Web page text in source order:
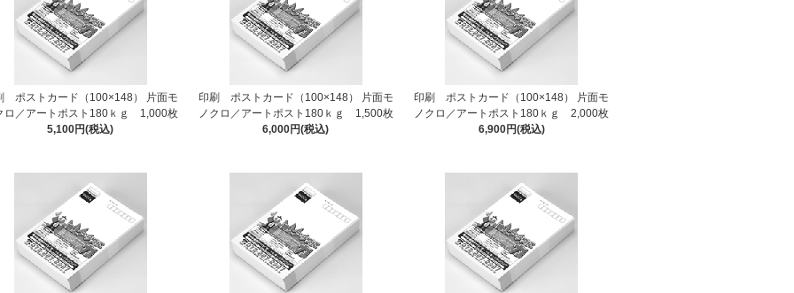
ポストカード（100×148） 片面モ
ロ／アートポスト180ｋｇ 1,000枚
5,100円(税込)
印刷 ポストカード（100×148） 片面モ
ノクロ／アートポスト180ｋｇ 1,500枚
6,000円(税込)
印刷 ポストカード（100×148） 片面モ
ノクロ／アートポスト180ｋｇ 2,000枚
6,900円(税込)